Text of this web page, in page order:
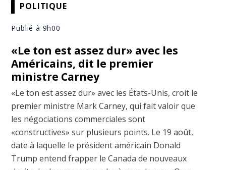
POLITIQUE
Publié à 9h00
«Le ton est assez dur» avec les
Américains, dit le premier
ministre Carney
«Le ton est assez dur» avec les États-Unis, croit le
premier ministre Mark Carney, qui fait valoir que
les négociations commerciales sont
«constructives» sur plusieurs points. Le 19 août,
date à laquelle le président américain Donald
Trump entend frapper le Canada de nouveaux